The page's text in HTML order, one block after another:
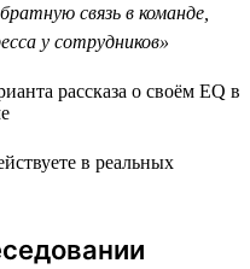
связь в команде,
у сотрудников»
в реальных